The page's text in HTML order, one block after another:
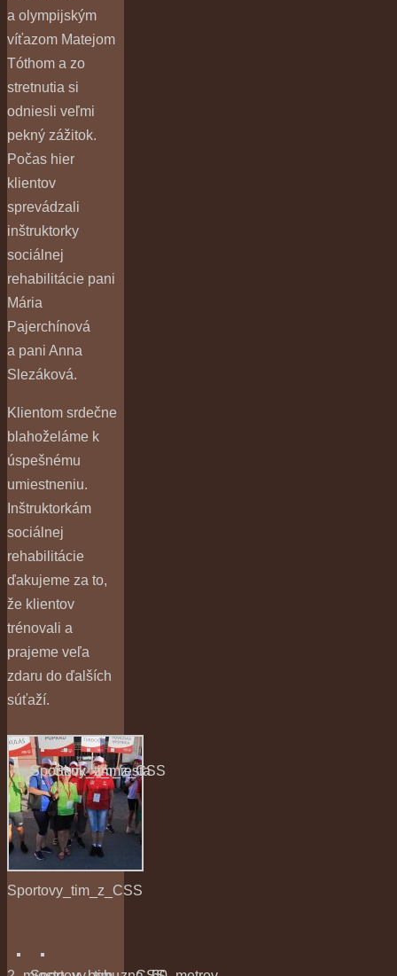
a olympijským
víťazom Matejom
Tóthom a zo
stretnutia si
odniesli veľmi
pekný zážitok.
Počas hier
klientov
sprevádzali
inštruktorky
sociálnej
rehabilitácie pani
Mária
Pajerchínová
a pani Anna
Slezáková.
Klientom srdečne
blahoželáme k
úspešnému
umiestneniu.
Inštruktorkám
sociálnej
rehabilitácie
ďakujeme za to,
že klientov
trénovali a
prajeme veľa
zdaru do ďalších
súťaží.
Sportovy_tim_z_CSS
Sportovy_tim_z_CSS
Skok_z_miesta